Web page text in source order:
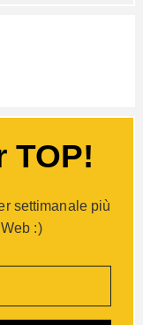
TOP!
settimanale più
:)